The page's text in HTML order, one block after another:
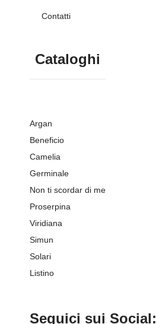
Contatti
Cataloghi
Argan
Beneficio
Camelia
Germinale
Non ti scordar di me
Proserpina
Viridiana
Simun
Solari
Listino
Seguici sui Social: